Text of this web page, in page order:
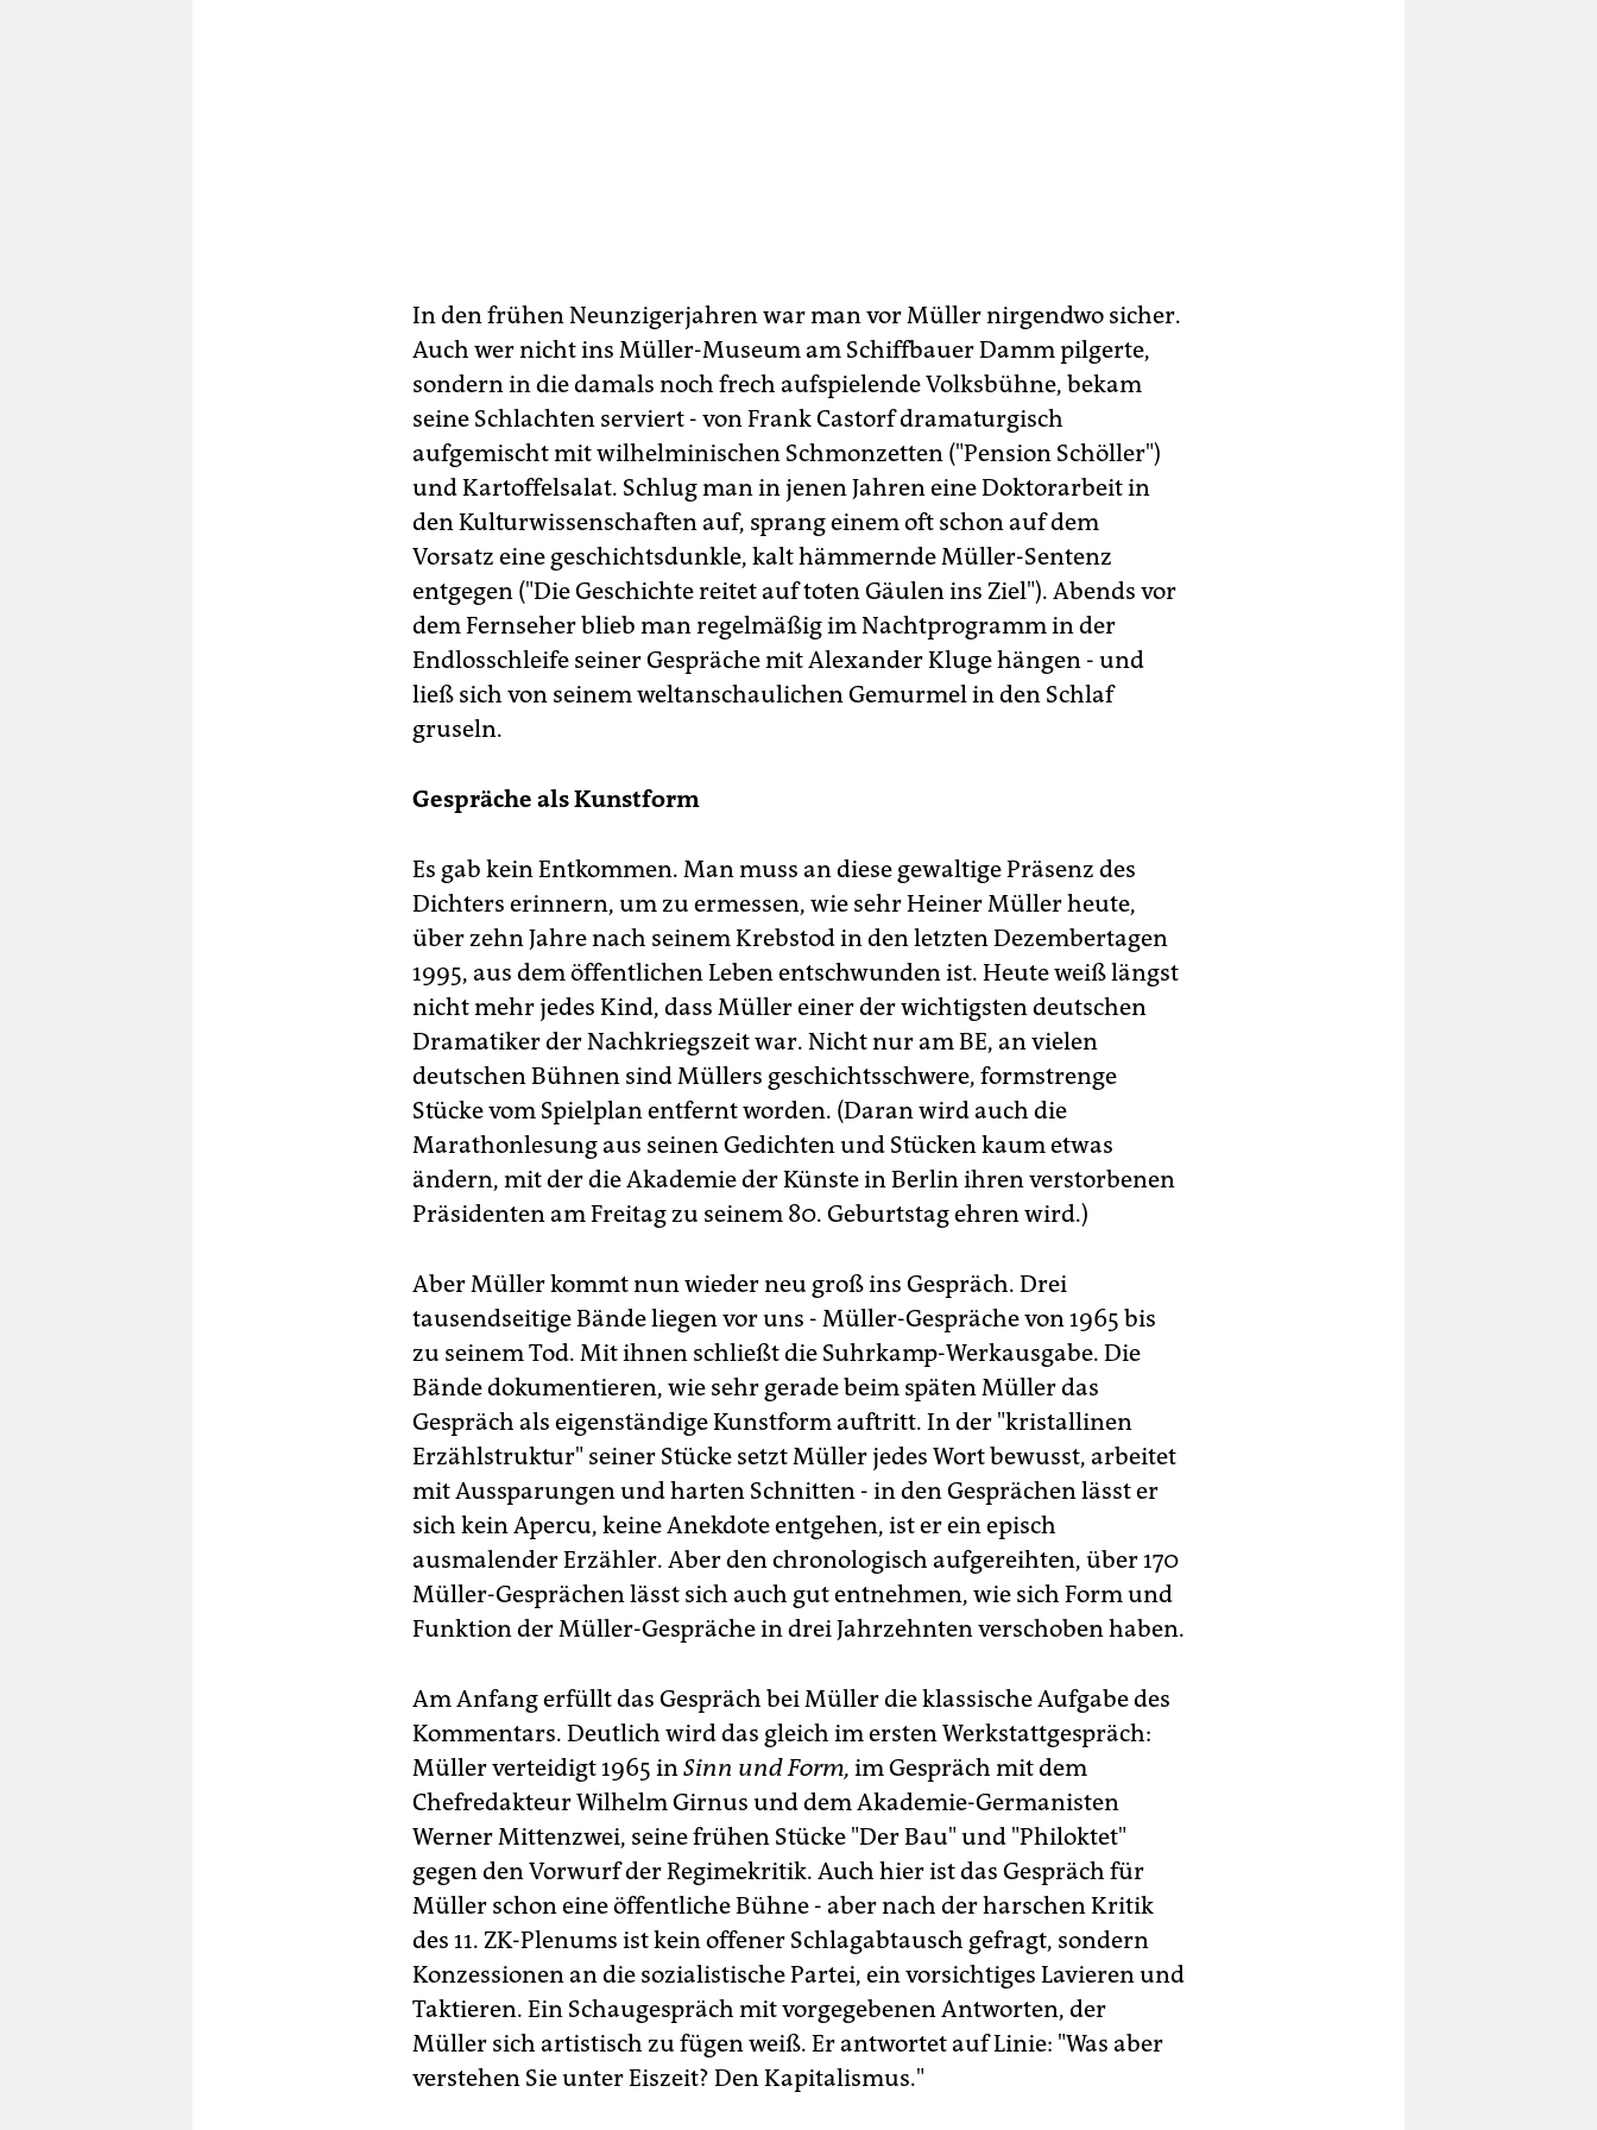
In den frühen Neunzigerjahren war man vor Müller nirgendwo sicher.
Auch wer nicht ins Müller-Museum am Schiffbauer Damm pilgerte,
sondern in die damals noch frech aufspielende Volksbühne, bekam
seine Schlachten serviert - von Frank Castorf dramaturgisch
aufgemischt mit wilhelminischen Schmonzetten ("Pension Schöller")
und Kartoffelsalat. Schlug man in jenen Jahren eine Doktorarbeit in
den Kulturwissenschaften auf, sprang einem oft schon auf dem
Vorsatz eine geschichtsdunkle, kalt hämmernde Müller-Sentenz
entgegen ("Die Geschichte reitet auf toten Gäulen ins Ziel"). Abends vor
dem Fernseher blieb man regelmäßig im Nachtprogramm in der
Endlosschleife seiner Gespräche mit Alexander Kluge hängen - und
ließ sich von seinem weltanschaulichen Gemurmel in den Schlaf
gruseln.
Gespräche als Kunstform
Es gab kein Entkommen. Man muss an diese gewaltige Präsenz des
Dichters erinnern, um zu ermessen, wie sehr Heiner Müller heute,
über zehn Jahre nach seinem Krebstod in den letzten Dezembertagen
1995, aus dem öffentlichen Leben entschwunden ist. Heute weiß längst
nicht mehr jedes Kind, dass Müller einer der wichtigsten deutschen
Dramatiker der Nachkriegszeit war. Nicht nur am BE, an vielen
deutschen Bühnen sind Müllers geschichtsschwere, formstrenge
Stücke vom Spielplan entfernt worden. (Daran wird auch die
Marathonlesung aus seinen Gedichten und Stücken kaum etwas
ändern, mit der die Akademie der Künste in Berlin ihren verstorbenen
Präsidenten am Freitag zu seinem 80. Geburtstag ehren wird.)
Aber Müller kommt nun wieder neu groß ins Gespräch. Drei
tausendseitige Bände liegen vor uns - Müller-Gespräche von 1965 bis
zu seinem Tod. Mit ihnen schließt die Suhrkamp-Werkausgabe. Die
Bände dokumentieren, wie sehr gerade beim späten Müller das
Gespräch als eigenständige Kunstform auftritt. In der "kristallinen
Erzählstruktur" seiner Stücke setzt Müller jedes Wort bewusst, arbeitet
mit Aussparungen und harten Schnitten - in den Gesprächen lässt er
sich kein Apercu, keine Anekdote entgehen, ist er ein episch
ausmalender Erzähler. Aber den chronologisch aufgereihten, über 170
Müller-Gesprächen lässt sich auch gut entnehmen, wie sich Form und
Funktion der Müller-Gespräche in drei Jahrzehnten verschoben haben.
Am Anfang erfüllt das Gespräch bei Müller die klassische Aufgabe des
Kommentars. Deutlich wird das gleich im ersten Werkstattgespräch:
Müller verteidigt 1965 inSinn und Form, im Gespräch mit dem
Chefredakteur Wilhelm Girnus und dem Akademie-Germanisten
Werner Mittenzwei, seine frühen Stücke "Der Bau" und "Philoktet"
gegen den Vorwurf der Regimekritik. Auch hier ist das Gespräch für
Müller schon eine öffentliche Bühne - aber nach der harschen Kritik
des 11. ZK-Plenums ist kein offener Schlagabtausch gefragt, sondern
Konzessionen an die sozialistische Partei, ein vorsichtiges Lavieren und
Taktieren. Ein Schaugespräch mit vorgegebenen Antworten, der
Müller sich artistisch zu fügen weiß. Er antwortet auf Linie: "Was aber
verstehen Sie unter Eiszeit? Den Kapitalismus."